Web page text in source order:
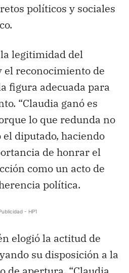
políticos y sociales
legitimidad del
el reconocimiento de
figura adecuada para
“Claudia ganó es
lo que redunda no
el diputado, haciendo
de honrar el
como un acto de
política.
- HP1
elogió la actitud de
su disposición a la